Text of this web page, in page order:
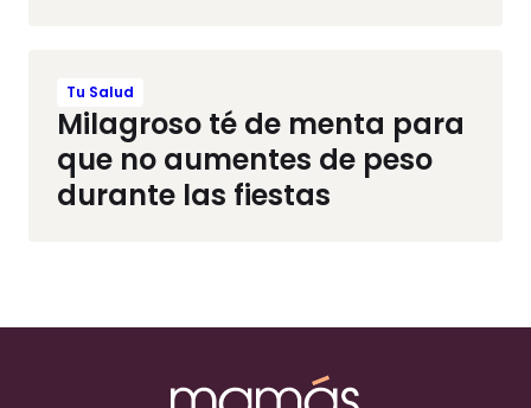
Tu Salud
Milagroso té de menta para
que no aumentes de peso
durante las fiestas